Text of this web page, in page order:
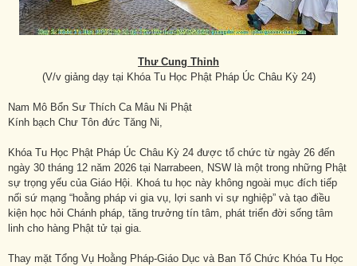
Thư Cung Thỉnh
(V/v giảng dạy tại Khóa Tu Học Phật Pháp Úc Châu Kỳ 24)
Nam Mô Bổn Sư Thích Ca Mâu Ni Phật
Kính bạch Chư Tôn đức Tăng Ni,
Khóa Tu Học Phật Pháp Úc Châu Kỳ 24 được tổ chức từ ngày 26 đến
ngày 30 tháng 12 năm 2026 tại Narrabeen, NSW là một trong những Phật
sự trọng yếu của Giáo Hội. Khoá tu học này không ngoài mục đích tiếp
nối sứ mạng “hoằng pháp vi gia vụ, lợi sanh vi sự nghiệp” và tạo điều
kiện học hỏi Chánh pháp, tăng trưởng tín tâm, phát triển đời sống tâm
linh cho hàng Phật tử tại gia.
Thay mặt Tổng Vụ Hoằng Pháp-Giáo Dục và Ban Tổ Chức Khóa Tu Học